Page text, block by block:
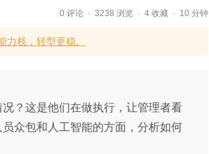
0 评论 3238 浏览 4 收藏 10 分钟
栈，转型更稳。
？这是他们在做执行，让管理者看
众包和人工智能的方面，分析如何